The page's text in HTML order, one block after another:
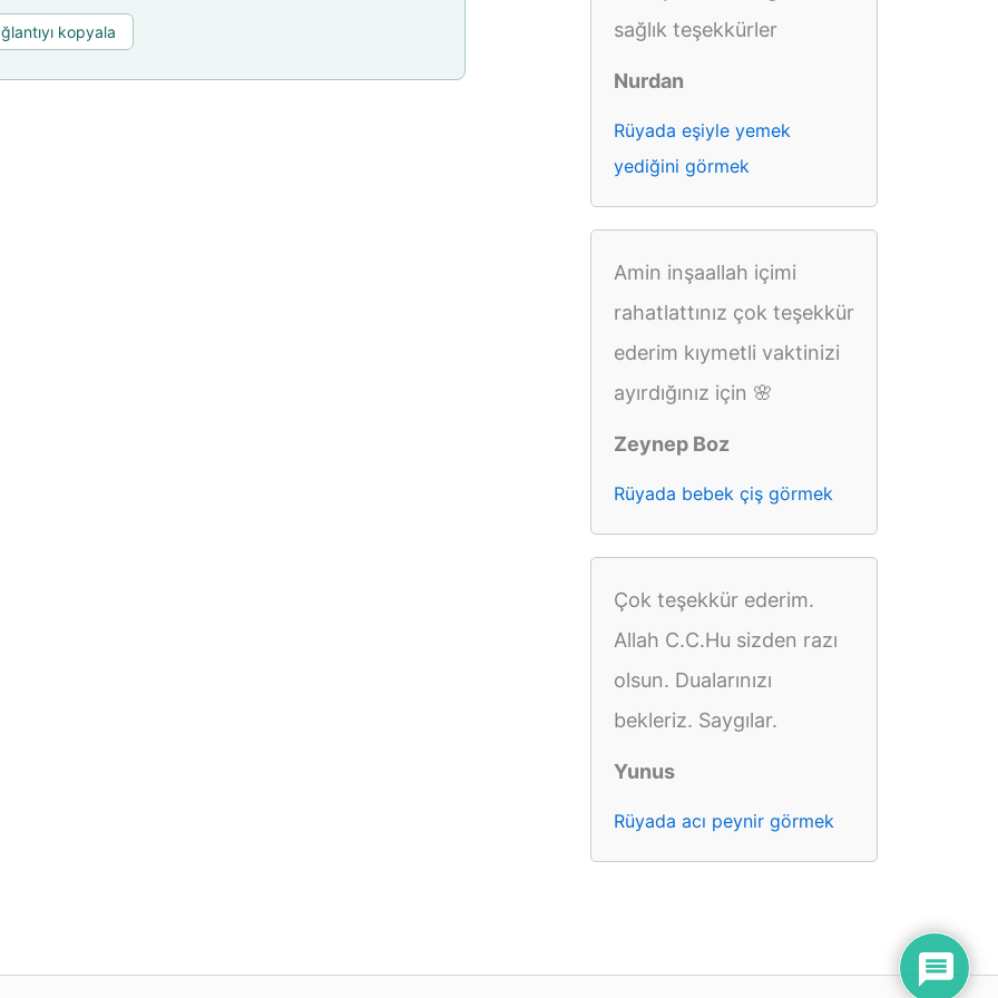
kopyala
sağlık teşekkürler
Nurdan
Rüyada eşiyle yemek
yediğini görmek
Amin inşaallah içimi
rahatlattınız çok teşekkür
ederim kıymetli vaktinizi
ayırdığınız için 🌸
Zeynep Boz
Rüyada bebek çiş görmek
Çok teşekkür ederim.
Allah C.C.Hu sizden razı
olsun. Dualarınızı
bekleriz. Saygılar.
Yunus
Rüyada acı peynir görmek